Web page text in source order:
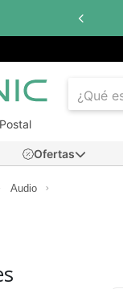
6 cuotas sin
Ofertas
Audio